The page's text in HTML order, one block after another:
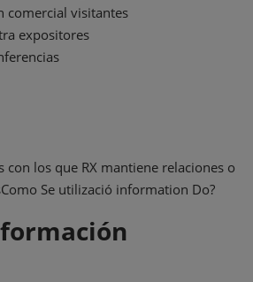
comercial visitantes
expositores
los que RX mantiene relaciones o
Se utilizació information Do?